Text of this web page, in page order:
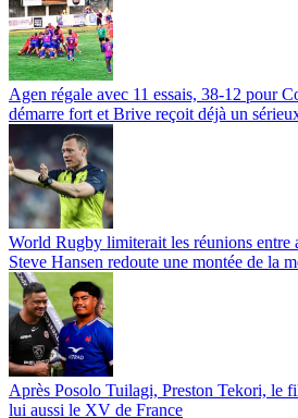
Agen régale avec 11 essais, 38-12 pour
démarre fort et Brive reçoit déjà un
World Rugby limiterait les réunions entre
Steve Hansen redoute une montée de la
Après Posolo Tuilagi, Preston Tekori, le
lui aussi le XV de France